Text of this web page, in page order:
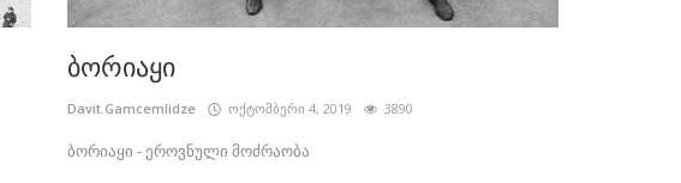
ბორიაყი
Davit.Gamcemlidze ოქტომბერი 4, 2019 3890
ბორიაყი - ეროვნული მოძრაობა